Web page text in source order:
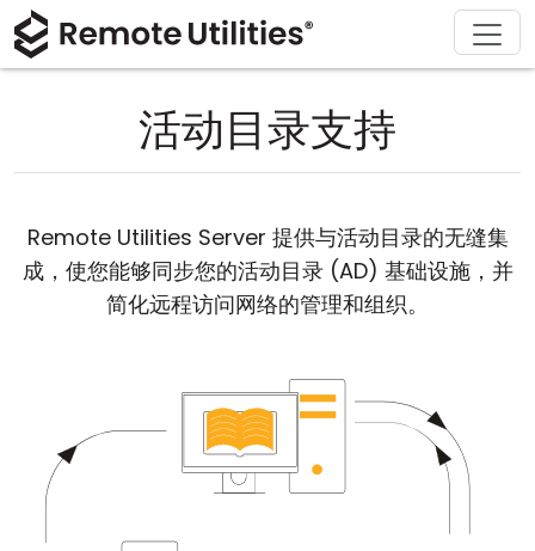
活动目录支持
Remote Utilities Server 提供与活动目录的无缝集
成，使您能够同步您的活动目录 (AD) 基础设施，并
简化远程访问网络的管理和组织。
产品
发行说明
Active Directory 支持
解决方案
制造业与零售
教育与政府
下载
iOS/Android
购买
支持
关于